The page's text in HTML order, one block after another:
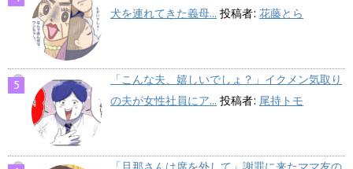
犬を連れてきた義母... 投稿者: 花藤とら
「こんな夫、嬉しいでしょ？」イクメン気取り
の夫が女性社員にア... 投稿者: 尾持トモ